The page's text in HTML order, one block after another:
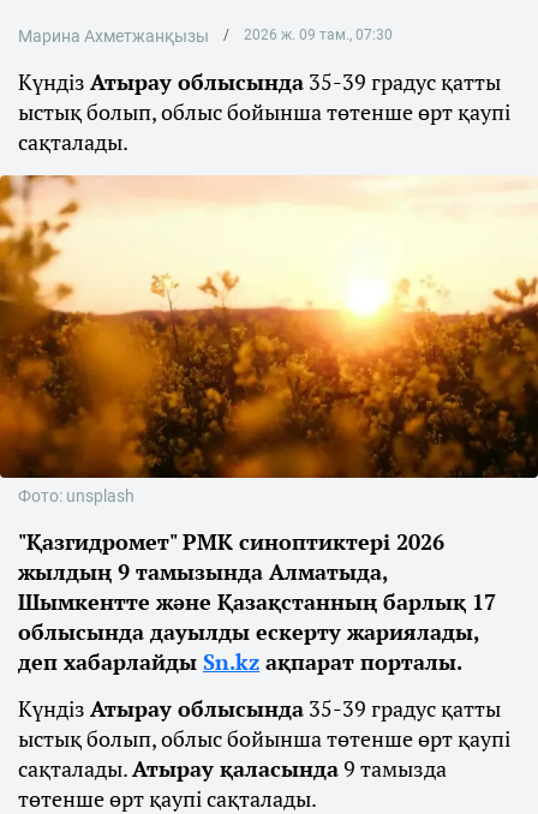
Марина Ахметжанқызы 2026 ж. 09 там., 07:30
Күндіз Атырау облысында 35-39 градус қатты
ыстық болып, облыс бойынша төтенше өрт қаупі
сақталады.
Фото: unsplash
"Қазгидромет" РМК синоптиктері 2026
жылдың 9 тамызында Алматыда,
Шымкентте және Қазақстанның барлық 17
облысында дауылды ескерту жариялады,
деп хабарлайды Sn.kz ақпарат порталы.
Күндіз Атырау облысында 35-39 градус қатты
ыстық болып, облыс бойынша төтенше өрт қаупі
сақталады.Атырау қаласында9 тамызда
төтенше өрт қаупі сақталады.